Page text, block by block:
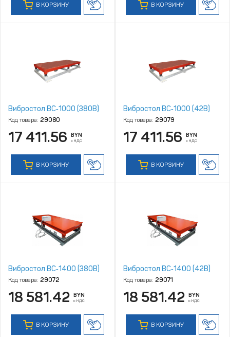
В КОРЗИНУ В КОРЗИНУ
Вибростол ВC‑1000 (380В)
Код товара: 29080
17 411.56 BYN
с НДС
В КОРЗИНУ
Вибростол ВC‑1000 (42В)
Код товара: 29079
17 411.56 BYN
с НДС
В КОРЗИНУ
Вибростол ВC‑1400 (380В)
Код товара: 29072
18 581.42 BYN
с НДС
В КОРЗИНУ
Вибростол ВC‑1400 (42В)
Код товара: 29071
18 581.42 BYN
с НДС
В КОРЗИНУ